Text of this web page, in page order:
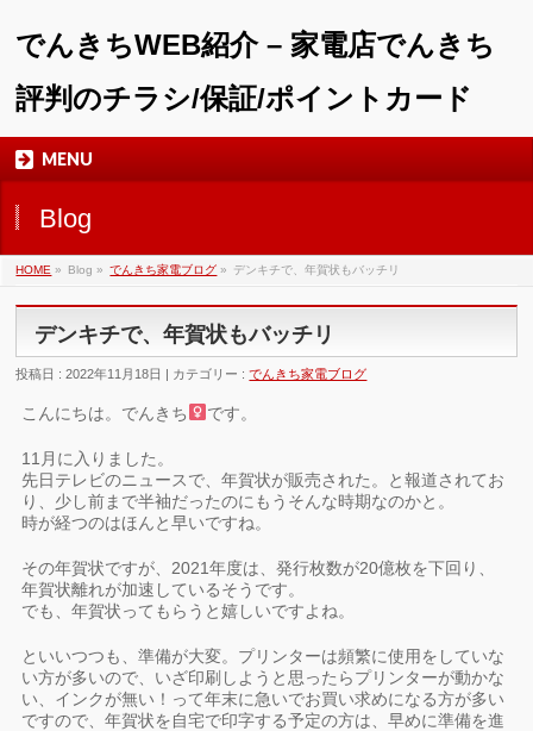
でんきちWEB紹介 – 家電店でんきち
評判のチラシ/保証/ポイントカード
MENU
Blog
HOME » Blog » でんきち家電ブログ » デンキチで、年賀状もバッチリ
デンキチで、年賀状もバッチリ
投稿日 : 2022年11月18日 | カテゴリー :でんきち家電ブログ
こんにちは。でんきち です。
11月に入りました。
先日テレビのニュースで、年賀状が販売された。と報道されてお
り、少し前まで半袖だったのにもうそんな時期なのかと。
時が経つのはほんと早いですね。
その年賀状ですが、2021年度は、発行枚数が20億枚を下回り、
年賀状離れが加速しているそうです。
でも、年賀状ってもらうと嬉しいですよね。
といいつつも、準備が大変。プリンターは頻繁に使用をしていな
い方が多いので、いざ印刷しようと思ったらプリンターが動かな
い、インクが無い！って年末に急いでお買い求めになる方が多い
ですので、年賀状を自宅で印字する予定の方は、早めに準備を進